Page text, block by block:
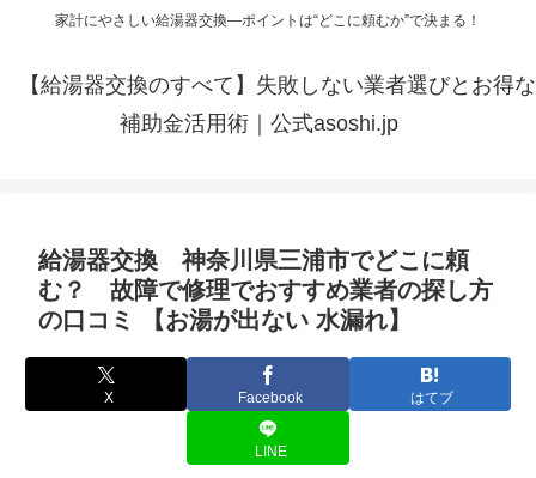
家計にやさしい給湯器交換—ポイントは“どこに頼むか”で決まる！
【給湯器交換のすべて】失敗しない業者選びとお得な
補助金活用術｜公式asoshi.jp
給湯器交換 神奈川県三浦市でどこに頼
む？ 故障で修理でおすすめ業者の探し方
の口コミ 【お湯が出ない 水漏れ】
X Facebook はてブ
LINE